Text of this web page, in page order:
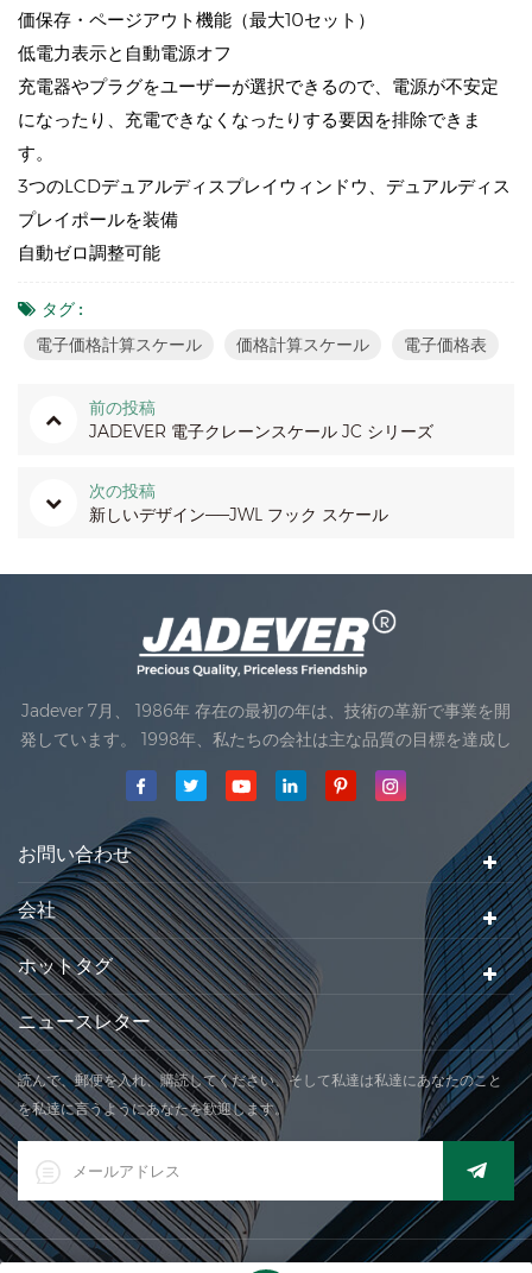
価保存・ページアウト機能（最大10セット）
低電力表示と自動電源オフ
充電器やプラグをユーザーが選択できるので、電源が不安定
になったり、充電できなくなったりする要因を排除できま
す。
3つのLCDデュアルディスプレイウィンドウ、デュアルディス
プレイポールを装備
自動ゼロ調整可能
タグ :
電子価格計算スケール
価格計算スケール 電子価格表
前の投稿
JADEVER 電子クレーンスケール JC シリーズ
次の投稿
新しいデザイン——JWL フック スケール
Jadever 7月、 1986年 存在の最初の年は、技術の革新で事業を開
発しています。 1998年、私たちの会社は主な品質の目標を達成し
ました。私達のプロダクトの最初の製品は、国際法律の組織の承
認を受けました。 1999年、 Xiamen Jadever スケール株式会社
されていました。 .私達の会社の主な生産地域はあります。 2006
年に。Jadever ISO を取得 9001：2000 認証
お問い合わせ
会社
ホットタグ
ニュースレター
読んで、郵便を入れ、購読してください、そして私達は私達にあなたのこと
を私達に言うようにあなたを歓迎します。